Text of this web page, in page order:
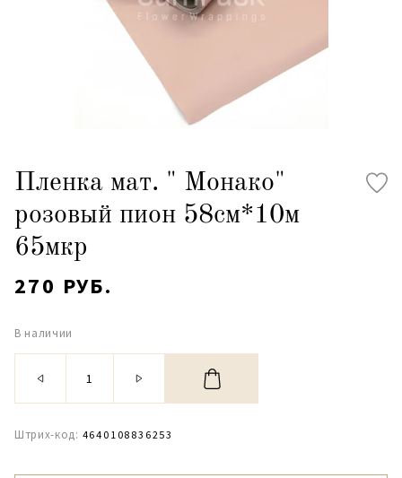
Пленка мат. " Монако"
розовый пион 58см*10м
65мкр
270 РУБ.
В наличии
Штрих-код: 4640108836253